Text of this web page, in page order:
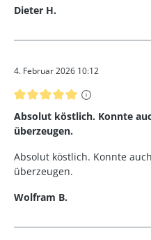
Dieter H.
4. Februar 2026 10:12
Bewertung mit 5 von 5 Sternen
Absolut köstlich. Konnte
überzeugen.
Absolut köstlich. Konnte
überzeugen.
Wolfram B.